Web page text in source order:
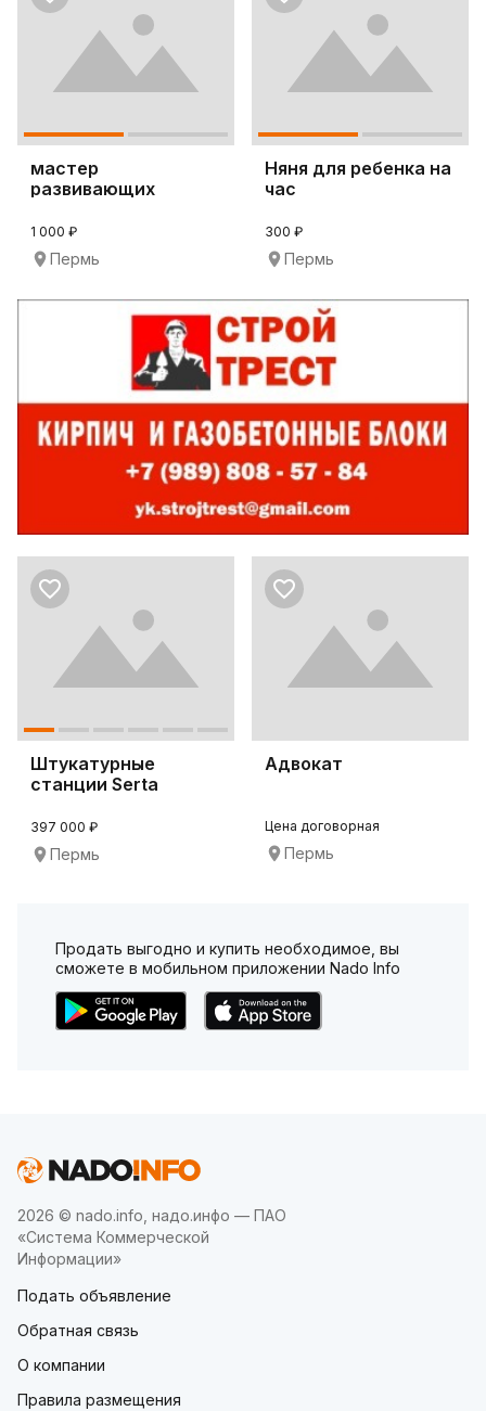
мастер
развивающих
1 000 ₽
Пермь
Няня для ребенка на
час
300 ₽
Пермь
Штукатурные
станции Serta
397 000 ₽
Пермь
Адвокат
Цена договорная
Пермь
Продать выгодно и купить необходимое, вы
сможете в мобильном приложении Nado Info
2026 © nado.info, надо.инфо — ПАО
«Система Коммерческой
Информации»
Подать объявление
Обратная связь
О компании
Правила размещения